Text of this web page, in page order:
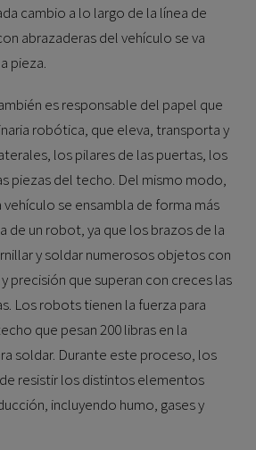
cambio a lo largo de la línea de
abrazaderas del vehículo se va
pieza.
es responsable del papel que
robótica, que eleva, transporta y
los pilares de las puertas, los
piezas del techo. Del mismo modo,
se ensambla de forma más
de un robot, ya que los brazos de la
y soldar numerosos objetos con
precisión que superan con creces las
Los robots tienen la fuerza para
que pesan 200 libras en la
soldar. Durante este proceso, los
resistir los distintos elementos
incluyendo humo, gases y